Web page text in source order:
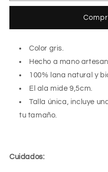
Color gris.
Hecho a mano
100% lana natural y
El ala mide 9,5cm.
Talla única, incluye
tu tamaño.
Cuidados: